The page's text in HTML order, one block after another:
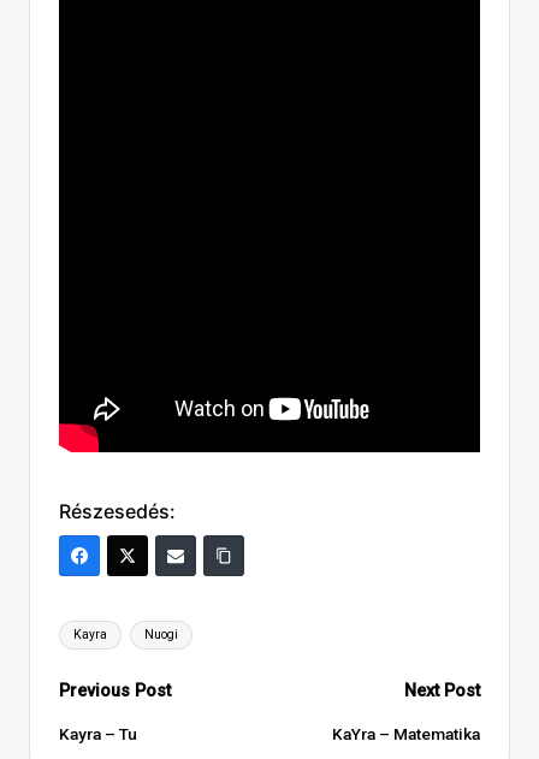
Részesedés:
Tags:
Kayra Nuogi
Post
navigation
Previous Post
Kayra – Tu
Next Post
KaYra – Matematika